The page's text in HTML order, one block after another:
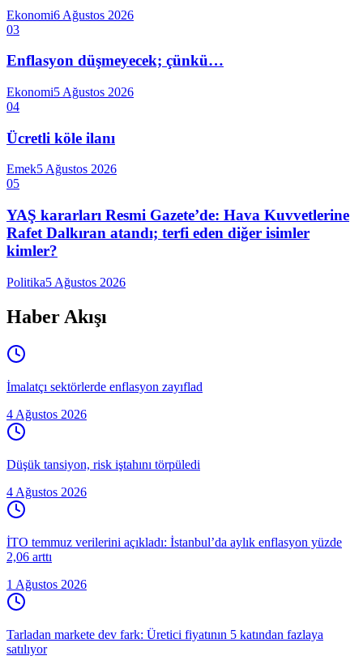
Ekonomi6 Ağustos 2026
03
Enflasyon düşmeyecek; çünkü…
Ekonomi5 Ağustos 2026
04
Ücretli köle ilanı
Emek5 Ağustos 2026
05
YAŞ kararları Resmi Gazete’de: Hava Kuvvetlerine
Rafet Dalkıran atandı; terfi eden diğer isimler
kimler?
Politika5 Ağustos 2026
Haber Akışı
İmalatçı sektörlerde enflasyon zayıflad
4 Ağustos 2026
Düşük tansiyon, risk iştahını törpüledi
4 Ağustos 2026
İTO temmuz verilerini açıkladı: İstanbul’da aylık enflasyon yüzde
2,06 arttı
1 Ağustos 2026
Tarladan markete dev fark: Üretici fiyatının 5 katından fazlaya
satılıyor